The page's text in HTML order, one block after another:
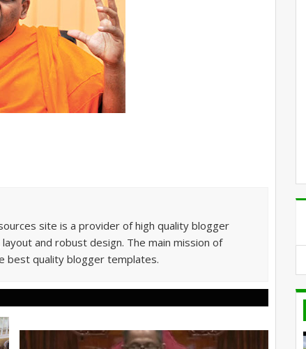
site is a provider of high quality blogger
and robust design. The main mission of
best quality blogger templates.